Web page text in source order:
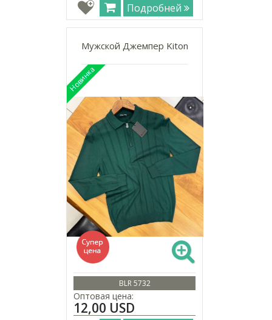
Подробней
Мужской Джемпер Kiton
BLR 5732
Оптовая цена:
12,00 USD